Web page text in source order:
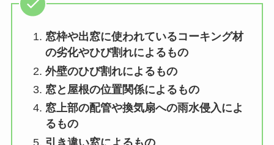
窓枠や出窓に使われているコーキング材
の劣化やひび割れによるもの
外壁のひび割れによるもの
窓と屋根の位置関係によるもの
窓上部の配管や換気扇への雨水侵入によ
るもの
引き違い窓によるもの